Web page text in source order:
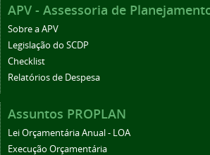
APV - Assessoria de
Sobre a APV
Legislação do SCDP
Checklist
Relatórios de Despesa
Assuntos PROPLAN
Lei Orçamentária Anual - LOA
Execução Orçamentária